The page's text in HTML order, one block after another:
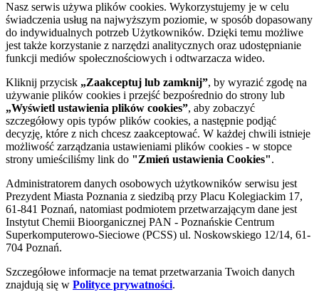
Nasz serwis używa plików cookies. Wykorzystujemy je w celu
świadczenia usług na najwyższym poziomie, w sposób dopasowany
do indywidualnych potrzeb Użytkowników. Dzięki temu możliwe
jest także korzystanie z narzędzi analitycznych oraz udostępnianie
funkcji mediów społecznościowych i odtwarzacza wideo.
Kliknij przycisk „Zaakceptuj lub zamknij”, by wyrazić zgodę na
używanie plików cookies i przejść bezpośrednio do strony lub
„Wyświetl ustawienia plików cookies”, aby zobaczyć
szczegółowy opis typów plików cookies, a następnie podjąć
decyzję, które z nich chcesz zaakceptować. W każdej chwili istnieje
możliwość zarządzania ustawieniami plików cookies - w stopce
strony umieściliśmy link do "Zmień ustawienia Cookies".
Administratorem danych osobowych użytkowników serwisu jest
Prezydent Miasta Poznania z siedzibą przy Placu Kolegiackim 17,
61-841 Poznań, natomiast podmiotem przetwarzającym dane jest
Instytut Chemii Bioorganicznej PAN - Poznańskie Centrum
Superkomputerowo-Sieciowe (PCSS) ul. Noskowskiego 12/14, 61-
704 Poznań.
Szczegółowe informacje na temat przetwarzania Twoich danych
znajdują się w Polityce prywatności.